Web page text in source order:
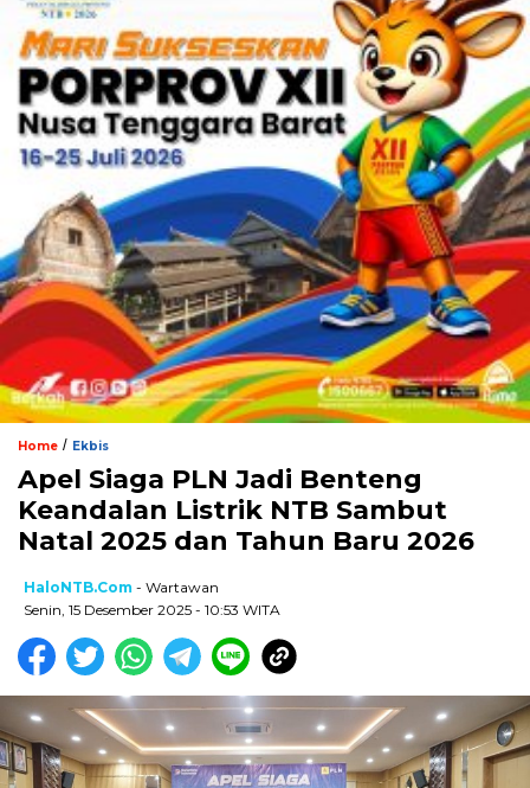
Home / Ekbis
Apel Siaga PLN Jadi Benteng
Keandalan Listrik NTB Sambut
Natal 2025 dan Tahun Baru 2026
HaloNTB.com - Wartawan
Senin, 15 Desember 2025 - 10:53 WITA